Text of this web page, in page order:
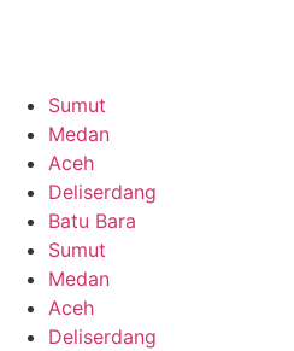
Sumut
Medan
Aceh
Deliserdang
Batu Bara
Sumut
Medan
Aceh
Deliserdang